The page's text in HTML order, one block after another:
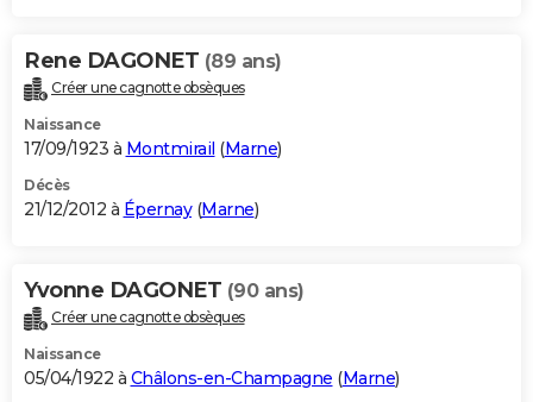
Rene DAGONET (89 ans)
Créer une cagnotte obsèques
Naissance
17/09/1923 à Montmirail (Marne)
Décès
21/12/2012 à Épernay(Marne)
Yvonne DAGONET (90 ans)
Créer une cagnotte obsèques
Naissance
05/04/1922 à Châlons-en-Champagne (Marne)